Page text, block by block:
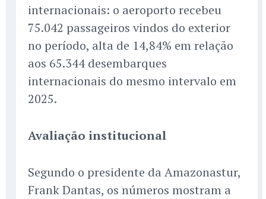
internacionais: o aeroporto recebeu
75.042 passageiros vindos do exterior
no período, alta de 14,84% em relação
aos 65.344 desembarques
internacionais do mesmo intervalo em
2025.
Avaliação institucional
Segundo o presidente da Amazonastur,
Frank Dantas, os números mostram a